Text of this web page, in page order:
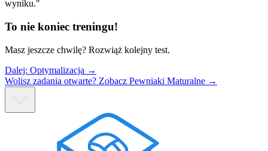
wyniku."
To nie koniec treningu!
Masz jeszcze chwilę? Rozwiąż kolejny test.
Dalej: Optymalizacja →
Wolisz zadania otwarte? Zobacz Pewniaki Maturalne →